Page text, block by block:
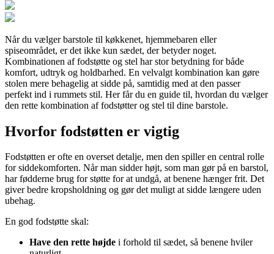
Når du vælger barstole til køkkenet, hjemmebaren eller
spiseområdet, er det ikke kun sædet, der betyder noget.
Kombinationen af fodstøtte og stel har stor betydning for både
komfort, udtryk og holdbarhed. En velvalgt kombination kan gøre
stolen mere behagelig at sidde på, samtidig med at den passer
perfekt ind i rummets stil. Her får du en guide til, hvordan du vælger
den rette kombination af fodstøtter og stel til dine barstole.
Hvorfor fodstøtten er vigtig
Fodstøtten er ofte en overset detalje, men den spiller en central rolle
for siddekomforten. Når man sidder højt, som man gør på en barstol,
har fødderne brug for støtte for at undgå, at benene hænger frit. Det
giver bedre kropsholdning og gør det muligt at sidde længere uden
ubehag.
En god fodstøtte skal:
Have den rette højde i forhold til sædet, så benene hviler